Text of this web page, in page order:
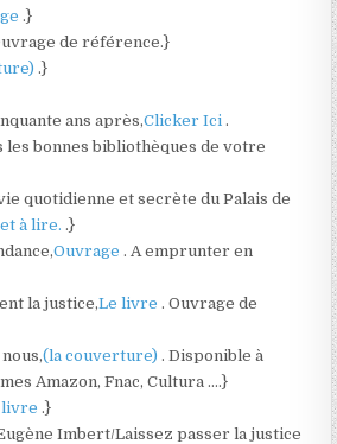
.}
de référence.}
.}
ans après,Clicker Ici.
les bonnes bibliothèques de votre
quotidienne et secrète du Palais de
à lire..}
Ouvrage. A emprunter en
la justice,Le livre. Ouvrage de
(la couverture). Disponible à
Amazon, Fnac, Cultura ….}
livre.}
Imbert/Laissez passer la justice